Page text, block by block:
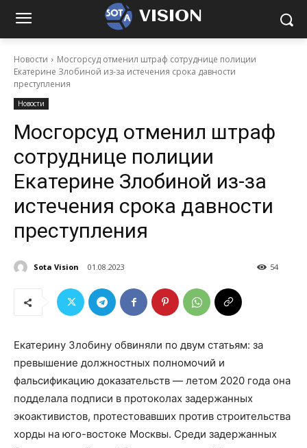
VISION
Новости
Мосгорсуд отменил штраф сотруднице полиции
Екатерине Злобиной из-за истечения срока давности
преступления
Новости
Мосгорсуд отменил штраф
сотруднице полиции
Екатерине Злобиной из-за
истечения срока давности
преступления
Sota Vision 01.08.2023 54
Екатерину Злобину обвиняли по двум статьям: за
превышение должностных полномочий и
фальсификацию доказательств — летом 2020 года она
подделала подписи в протоколах задержанных
экоактивистов, протестовавших против строительства
хорды на юго-востоке Москвы. Среди задержанных